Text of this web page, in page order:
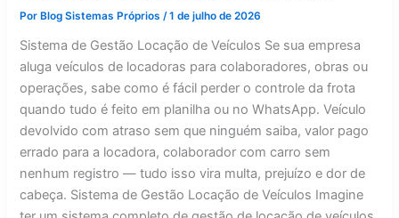
PorBlog Sistemas Próprios/1 de julho de 2026
Sistema de Gestão Locação de Veículos Se sua empresa
aluga veículos de locadoras para colaboradores, obras ou
operações, sabe como é fácil perder o controle da frota
quando tudo é feito em planilha ou no WhatsApp. Veículo
devolvido com atraso sem que ninguém saiba, valor pago
errado para a locadora, colaborador com carro sem
nenhum registro — tudo isso vira multa, prejuízo e dor de
cabeça. Sistema de Gestão Locação de Veículos Imagine